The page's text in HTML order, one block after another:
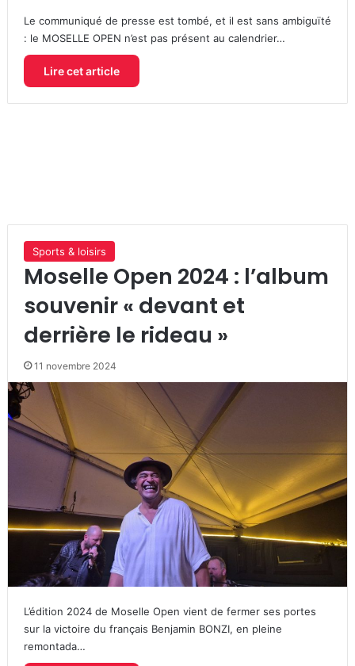
Le communiqué de presse est tombé, et il est sans ambiguïté
: le MOSELLE OPEN n’est pas présent au calendrier…
Lire cet article
Sports & loisirs
Moselle Open 2024 : l’album
souvenir « devant et
derrière le rideau »
11 novembre 2024
L’édition 2024 de Moselle Open vient de fermer ses portes
sur la victoire du français Benjamin BONZI, en pleine
remontada…